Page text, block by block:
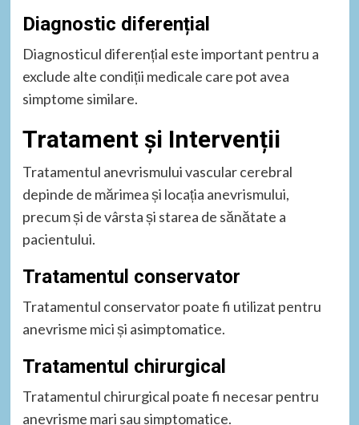
Diagnostic diferențial
Diagnosticul diferențial este important pentru a
exclude alte condiții medicale care pot avea
simptome similare.
Tratament și Intervenții
Tratamentul anevrismului vascular cerebral
depinde de mărimea și locația anevrismului,
precum și de vârsta și starea de sănătate a
pacientului.
Tratamentul conservator
Tratamentul conservator poate fi utilizat pentru
anevrisme mici și asimptomatice.
Tratamentul chirurgical
Tratamentul chirurgical poate fi necesar pentru
anevrisme mari sau simptomatice.